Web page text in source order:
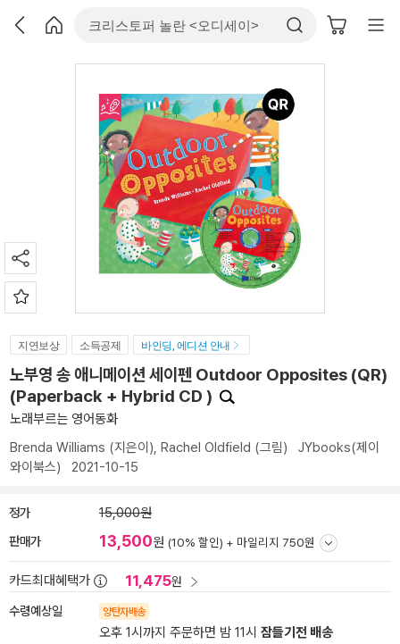
지연보상 소득공제 바인딩, 에디션 안내
노부영 송 애니메이션 세이펜 Outdoor Opposites (QR)
(Paperback + Hybrid CD )
노래부르는 영어동화
Brenda Williams (지은이), Rachel Oldfield (그림) JYbooks(제이
와이북스) 2021-10-15
정가 15,000원
판매가 13,500원 (10% 할인) + 마일리지 750원
카드최대혜택가 11,475원
수령예상일 양탄자배송
오후 1시까지 주문하면 밤 11시 잠들기전 배송